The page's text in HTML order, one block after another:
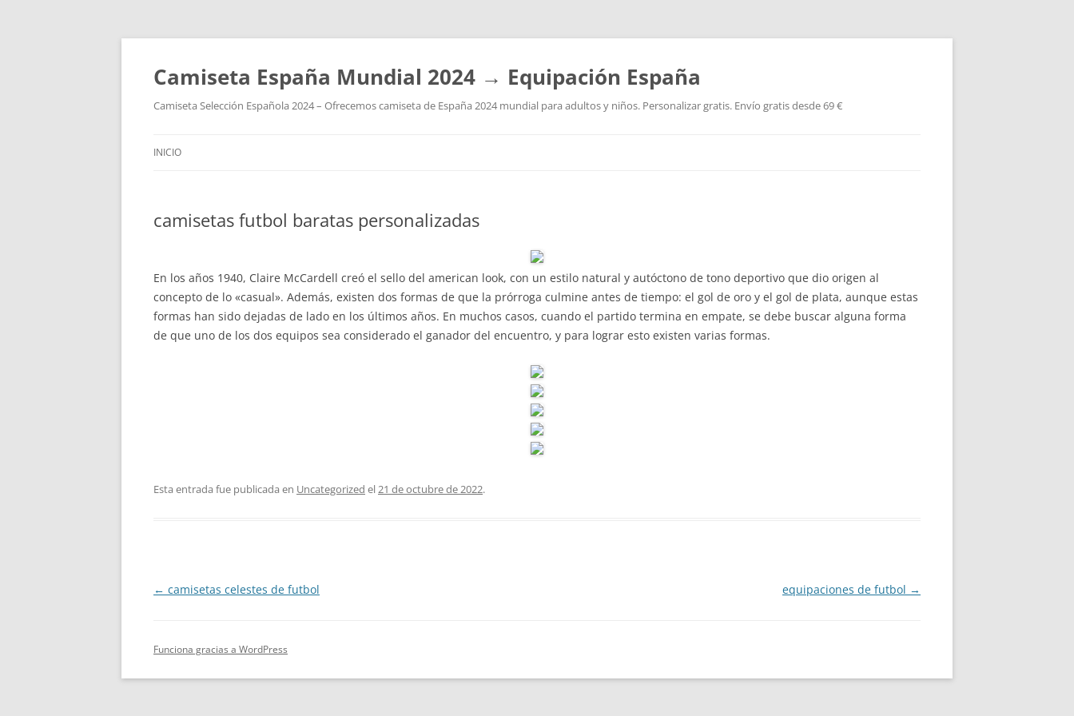
Camiseta España Mundial 2024 → Equipación España
Camiseta Selección Española 2024 – Ofrecemos camiseta de España 2024 mundial para adultos y niños. Personalizar gratis. Envío gratis desde 69 €
INICIO
camisetas futbol baratas personalizadas
En los años 1940, Claire McCardell creó el sello del american look, con un estilo natural y autóctono de tono deportivo que dio origen al
concepto de lo «casual». Además, existen dos formas de que la prórroga culmine antes de tiempo: el gol de oro y el gol de plata, aunque estas
formas han sido dejadas de lado en los últimos años. En muchos casos, cuando el partido termina en empate, se debe buscar alguna forma
de que uno de los dos equipos sea considerado el ganador del encuentro, y para lograr esto existen varias formas.
Esta entrada fue publicada en Uncategorized el21 de octubre de 2022.
Navegación
← camisetas celestes de futbol equipaciones de futbol →
Funciona gracias a WordPress